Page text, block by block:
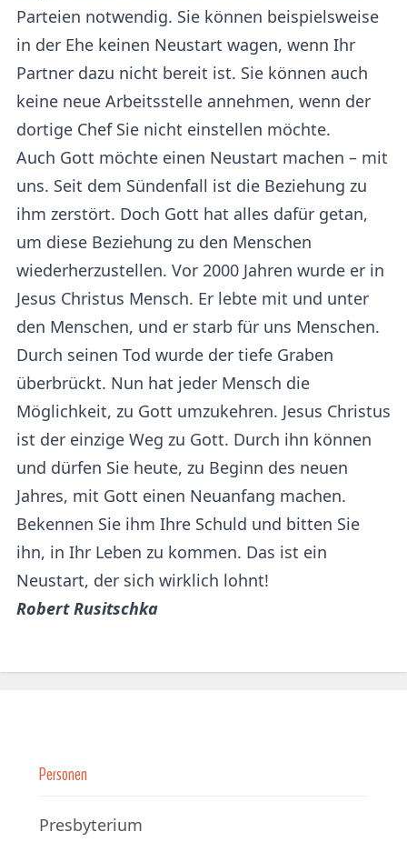
Parteien notwendig. Sie können beispielsweise
in der Ehe keinen Neustart wagen, wenn Ihr
Partner dazu nicht bereit ist. Sie können auch
keine neue Arbeitsstelle annehmen, wenn der
dortige Chef Sie nicht einstellen möchte.
Auch Gott möchte einen Neustart machen – mit
uns. Seit dem Sündenfall ist die Beziehung zu
ihm zerstört. Doch Gott hat alles dafür getan,
um diese Beziehung zu den Menschen
wiederherzustellen. Vor 2000 Jahren wurde er in
Jesus Christus Mensch. Er lebte mit und unter
den Menschen, und er starb für uns Menschen.
Durch seinen Tod wurde der tiefe Graben
überbrückt. Nun hat jeder Mensch die
Möglichkeit, zu Gott umzukehren. Jesus Christus
ist der einzige Weg zu Gott. Durch ihn können
und dürfen Sie heute, zu Beginn des neuen
Jahres, mit Gott einen Neuanfang machen.
Bekennen Sie ihm Ihre Schuld und bitten Sie
ihn, in Ihr Leben zu kommen. Das ist ein
Neustart, der sich wirklich lohnt!
Robert Rusitschka
Personen
Presbyterium